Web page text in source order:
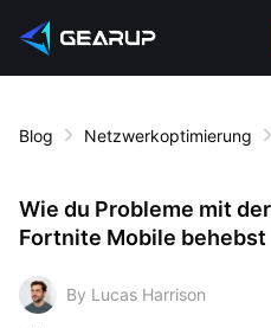
Blog Netzwerkoptimierung
Wie du Probleme mit
Fortnite Mobile behebst
By Lucas Harrison